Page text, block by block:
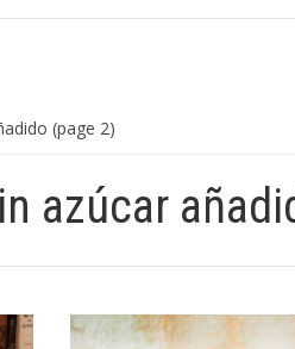
(page 2)
azúcar